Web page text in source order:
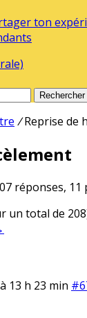
ton
Rechercher
/ Reprise de
réponses,
un total de
13 h 23 min